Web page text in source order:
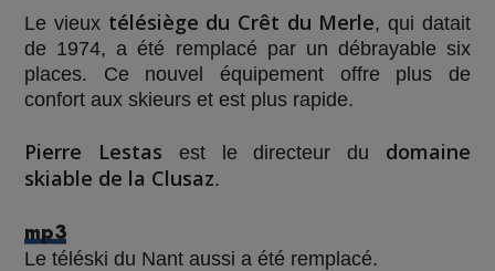
Le vieux télésiège du Crêt du Merle, qui datait
de 1974, a été remplacé par un débrayable six
places. Ce nouvel équipement offre plus de
confort aux skieurs et est plus rapide.
Pierre Lestas est le directeur du domaine
skiable de la Clusaz.
mp3
Le téléski du Nant aussi a été remplacé.